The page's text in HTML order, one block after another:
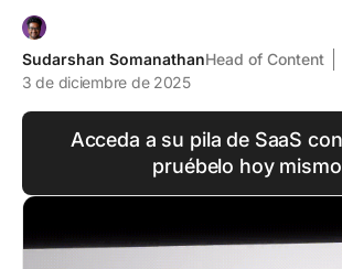
Sudarshan SomanathanHead of Content
3 de diciembre de 2025
Acceda a su pila de SaaS
pruébelo hoy mismo